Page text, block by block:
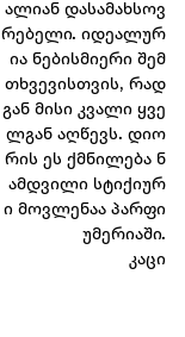
ალიან დასამახსოვ
რებელი. იდეალურ
ია ნებისმიერი შემ
თხვევისთვის, რად
გან მისი კვალი ყვე
ლგან აღწევს. დიო
რის ეს ქმნილება ნ
ამდვილი სტიქიურ
ი მოვლენაა პარფი
უმერიაში.
კაცი